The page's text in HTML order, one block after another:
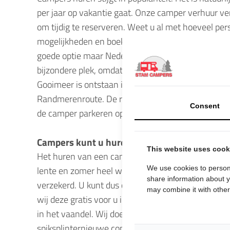
per jaar op vakantie gaat. Onze camper verhuur
om tijdig te reserveren. Weet u al met hoeveel
mogelijkheden en boek direct.Een camper huren
goede optie maar Nederland heeft natuurlijk nog
bijzondere plek, omdat het onder het zeeniveau
Gooimeer is ontstaan in 1967 door de
Randmerenroute. De route is uitstekend
de camper parkeren op een daarvoor bestemd
Campers kunt u huren vanaf 1 week
Het huren van een camper kan van maart t/m
lente en zomer heel wat moois te bieden. De
verzekerd. U kunt dus onbezorgd op pad. Wilt u
wij deze gratis voor u in een goed afgesloten en
in het vaandel. Wij doen er alles aan om u een
Consent
This website uses
We use cookies to
share information about
may combine it with